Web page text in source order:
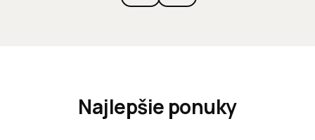
Najlepšie ponuky